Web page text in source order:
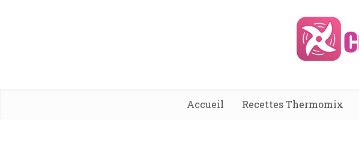
Accueil Recettes Thermomix